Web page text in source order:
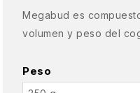
Megabud es
volumen y peso del
Peso